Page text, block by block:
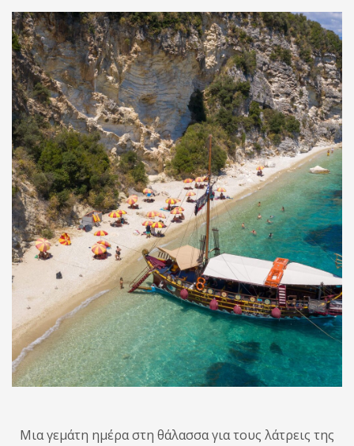
Μια γεμάτη ημέρα στη θάλασσα για τους λάτρεις της